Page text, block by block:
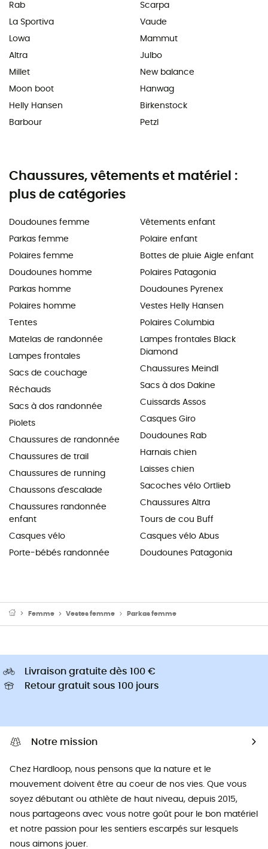
Rab
La Sportiva
Lowa
Altra
Millet
Moon boot
Helly Hansen
Barbour
Scarpa
Vaude
Mammut
Julbo
New balance
Hanwag
Birkenstock
Petzl
Chaussures, vêtements et matériel :
plus de catégories
Doudounes femme
Parkas femme
Polaires femme
Doudounes homme
Parkas homme
Polaires homme
Tentes
Matelas de randonnée
Lampes frontales
Sacs de couchage
Réchauds
Sacs à dos randonnée
Piolets
Chaussures de randonnée
Chaussures de trail
Chaussures de running
Chaussons d'escalade
Chaussures randonnée
enfant
Casques vélo
Porte-bébés randonnée
Vêtements enfant
Polaire enfant
Bottes de pluie Aigle enfant
Polaires Patagonia
Doudounes Pyrenex
Vestes Helly Hansen
Polaires Columbia
Lampes frontales Black
Diamond
Chaussures Meindl
Sacs à dos Dakine
Cuissards Assos
Casques Giro
Doudounes Rab
Harnais chien
Laisses chien
Sacoches vélo Ortlieb
Chaussures Altra
Tours de cou Buff
Casques vélo Abus
Doudounes Patagonia
Femme Vestes femme Parkas femme
Livraison gratuite dès 100 €
Retour gratuit sous 100 jours
Notre mission
Chez Hardloop, nous pensons que la nature et le
mouvement doivent être au coeur de nos vies. Que vous
soyez débutant ou athlète de haut niveau, depuis 2015,
nous partageons avec vous notre goût pour le bon matériel
et notre passion pour les sentiers escarpés sur lesquels
nous aimons jouer.